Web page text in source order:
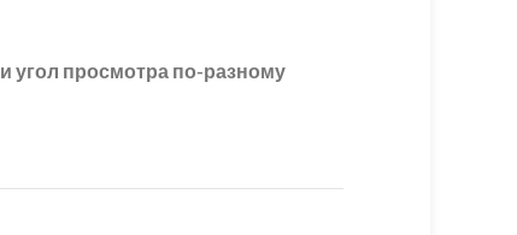
угол просмотра по-разному